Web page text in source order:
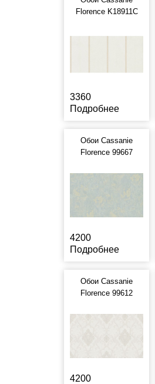
Florence K18911C
3360
Подробнее
Обои Cassanie
Florence 99667
4200
Подробнее
Обои Cassanie
Florence 99612
4200